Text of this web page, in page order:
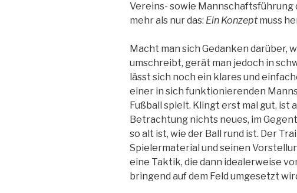
Vereins- sowie Mannschaftsführung
mehr als nur das: Ein Konzeptmuss
Macht man sich Gedanken darüber,
umschreibt, gerät man jedoch in
lässt sich noch ein klares und
einer in sich funktionierenden
Fußball spielt. Klingt erst mal gut, ist
Betrachtung nichts neues, im
so alt ist, wie der Ball rund ist. Der
Spielermaterial und seinen
eine Taktik, die dann idealerweise
bringend auf dem Feld umgesetzt